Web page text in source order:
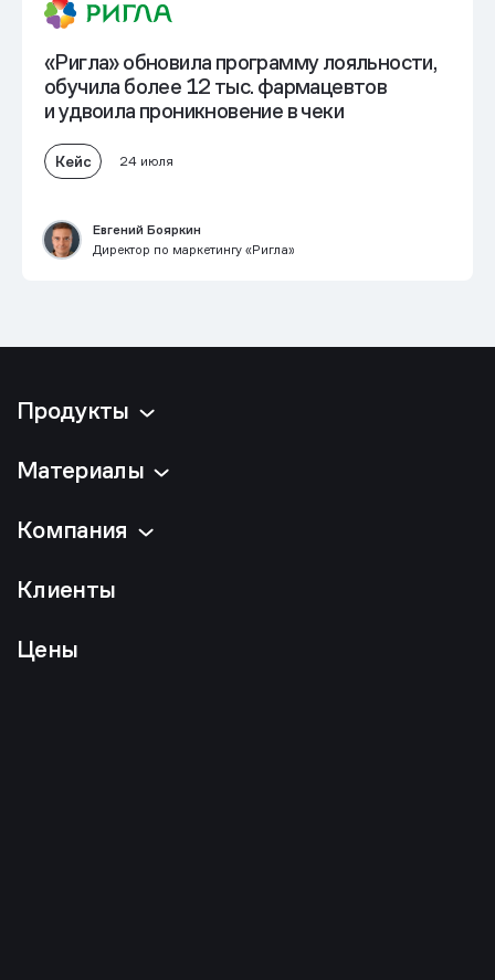
«Ригла» обновила программу лояльности,
обучила более 12 тыс. фармацевтов
иудвоила проникновение в чеки
Кейс 24 июля
Евгений Бояркин
Директор по маркетингу «Ригла»
Продукты
Материалы
Компания
Клиенты
Цены